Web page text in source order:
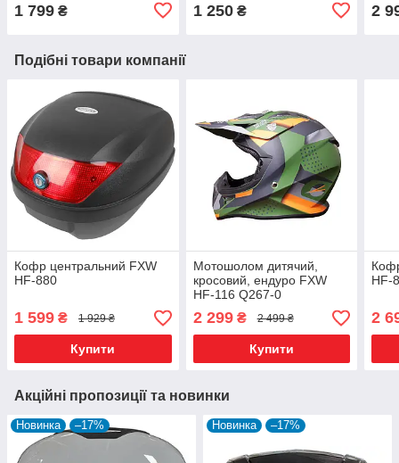
1 799 ₴ 1 250₴ 2
Подібні товари компанії
Кофр центральний FXW
HF-880
1 599 ₴ 1 929 ₴
Купити
Мотошолом дитячий,
кросовий, ендуро FXW
HF-116 Q267-0
2 299₴ 2 499 ₴
Купити
HF-
2
Акційні пропозиції та новинки
Новинка –17% Новинка –17%